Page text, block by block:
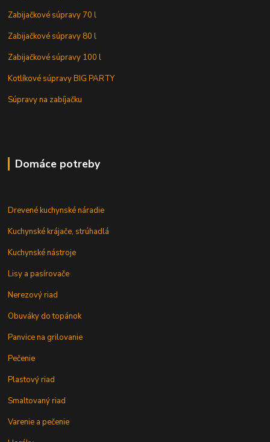
Zabijačkové súpravy 70 l
Zabijačkové súpravy 80 l
Zabijačkové súpravy 100 l
Kotlíkové súpravy BIG PARTY
Súpravy na zabíjačku
Domáce potreby
Drevené kuchynské náradie
Kuchynské krájače, strúhadlá
Kuchynské nástroje
Lisy a pasírovače
Nerezový riad
Obuváky do topánok
Panvice na grilovanie
Pečenie
Plastový riad
Smaltovaný riad
Varenie a pečenie